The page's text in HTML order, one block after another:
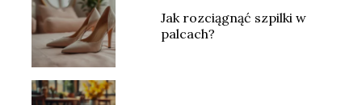
Jak rozciągnąć szpilki w
palcach?